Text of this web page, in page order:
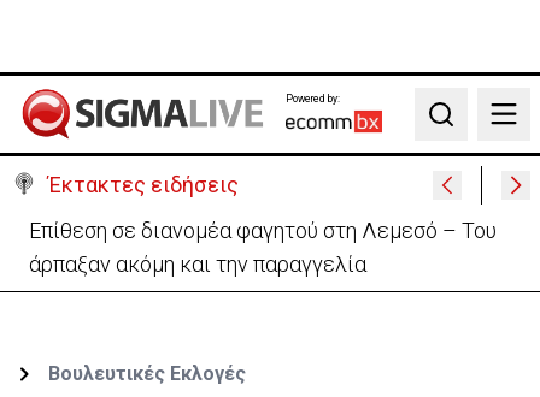
Powered by:
Search
Έκτακτες ειδήσεις
Ο στρατηγός του Τραμπ «αναζητά διέξοδο» από τον
πόλεμο με το Ιράν
Βουλευτικές Εκλογές